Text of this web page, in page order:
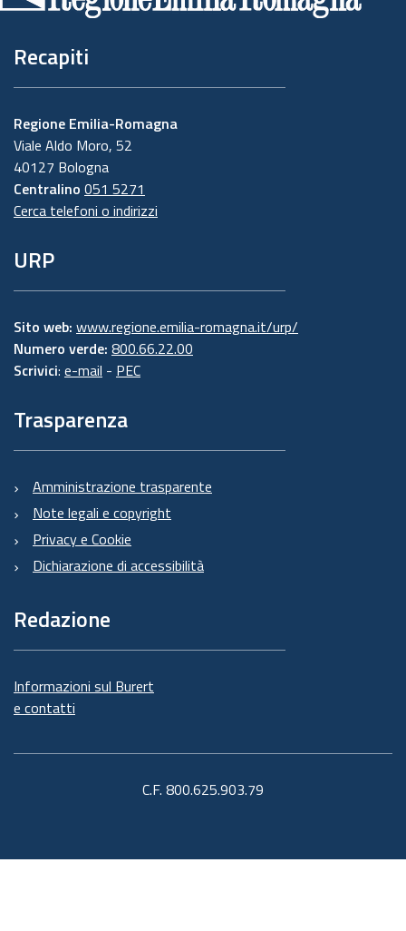
Recapiti
Regione Emilia-Romagna
Viale Aldo Moro, 52
40127 Bologna
Centralino 051 5271
Cerca telefoni o indirizzi
URP
Sito web: www.regione.emilia-romagna.it/urp/
Numero verde: 800.66.22.00
Scrivici: e-mail - PEC
Trasparenza
Amministrazione trasparente
Note legali e copyright
Privacy e Cookie
Dichiarazione di accessibilità
Redazione
Informazioni sul Burert
e contatti
C.F. 800.625.903.79